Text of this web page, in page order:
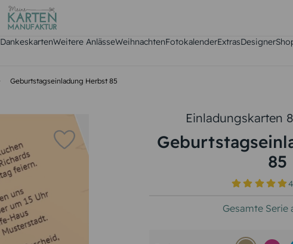
DankeskartenWeitere AnlässeWeihnachtenFotokalenderExtras
Geburtstagseinladung Herbst 85
Einladungskarten
85
Gesamte Serie